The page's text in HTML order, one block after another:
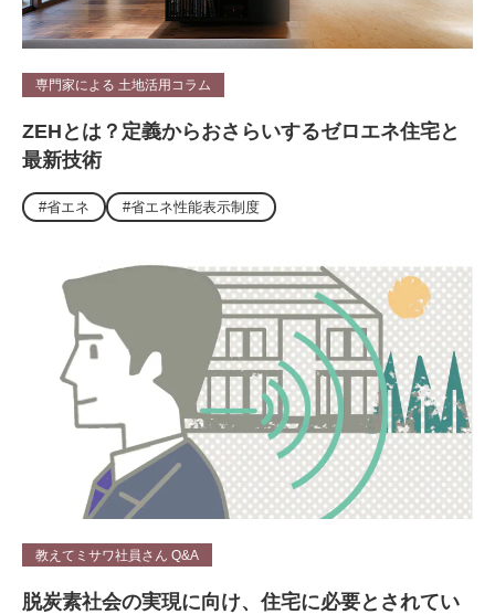
専門家による 土地活用コラム
ZEHとは？定義からおさらいするゼロエネ住宅と
最新技術
#省エネ #省エネ性能表示制度
教えてミサワ社員さん Q&A
脱炭素社会の実現に向け、住宅に必要とされてい